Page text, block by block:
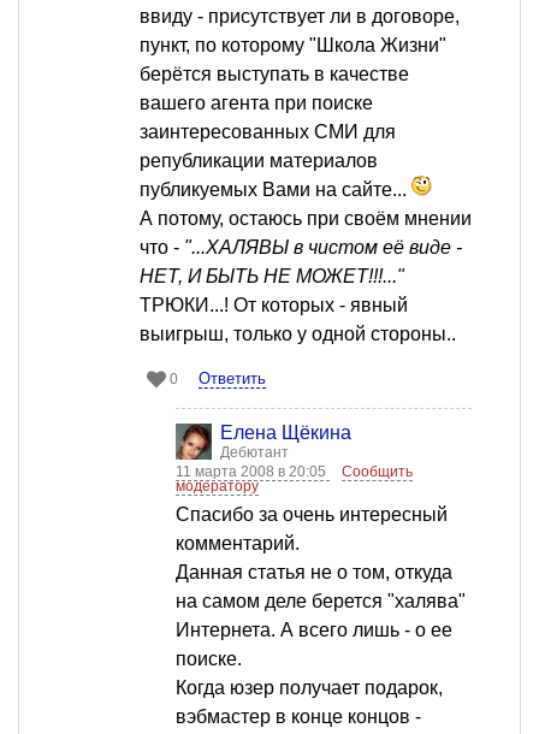
ввиду - присутствует ли в договоре,
пункт, по которому "Школа Жизни"
берётся выступать в качестве
вашего агента при поиске
заинтересованных СМИ для
републикации материалов
публикуемых Вами на сайте...
А потому, остаюсь при своём мнении
что - "...ХАЛЯВЫ в чистом её виде -
НЕТ, И БЫТЬ НЕ МОЖЕТ!!!..."
ТРЮКИ...! От которых - явный
выигрыш, только у одной стороны..
0 Ответить
Елена Щёкина
Дебютант
11 марта 2008 в 20:05
Сообщить
модератору
Спасибо за очень интересный
комментарий.
Данная статья не о том, откуда
на самом деле берется "халява"
Интернета. А всего лишь - о ее
поиске.
Когда юзер получает подарок,
вэбмастер в конце концов -